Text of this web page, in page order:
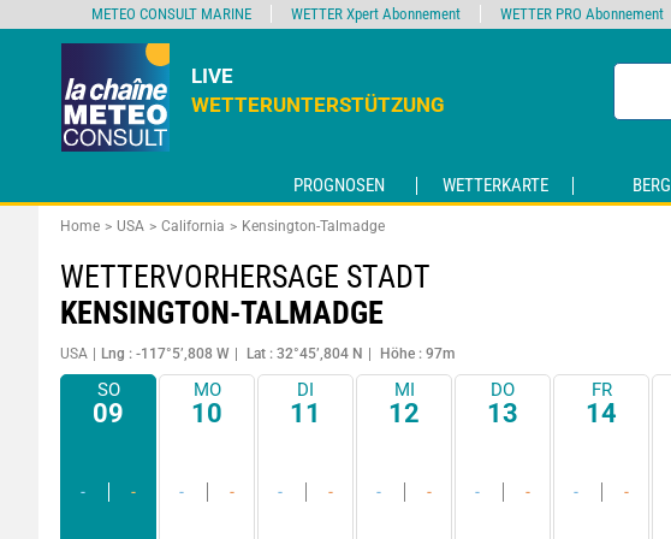
LIVE
WETTERUNTERSTÜTZUNG
PROGNOSEN WETTERKARTE BERG
Home USA California Kensington-Talmadge
WETTERVORHERSAGE STADT
KENSINGTON-TALMADGE
USA Lng : -117°5’,808 W Lat : 32°45’,804 N Höhe : 97m
SO
09
- -
MO
10
- -
DI
11
- -
MI
12
- -
DO
13
- -
FR
14
- -
METEO CONSULT MARINE WETTER Xpert Abonnement WETTER PRO Abonnement